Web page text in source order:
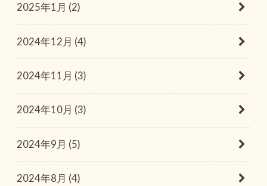
2025年1月 (2)
2024年12月 (4)
2024年11月 (3)
2024年10月 (3)
2024年9月 (5)
2024年8月 (4)